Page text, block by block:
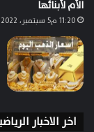
الأم لأبنائها
11:20 م5 سبتمبر، 2022
اخر الاخبار